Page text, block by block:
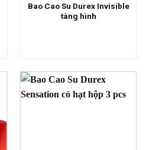
Bao Cao Su Durex Invisible
tàng hình